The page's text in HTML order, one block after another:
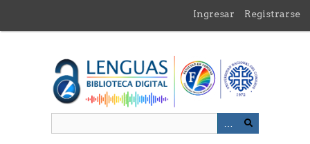
contenido
Ingresar Registrarse